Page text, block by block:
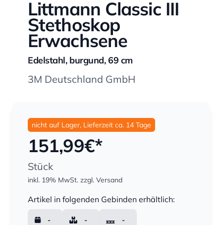
Littmann Classic III
Stethoskop
Erwachsene
Edelstahl, burgund, 69 cm
3M Deutschland GmbH
nicht auf Lager, Lieferzeit ca. 14 Tage
151,99€*
Stück
inkl. 19% MwSt. zzgl. Versand
Artikel in folgenden Gebinden erhältlich:
- - -